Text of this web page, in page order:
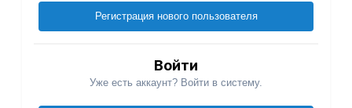
Регистрация нового пользователя
Войти
Уже есть аккаунт? Войти в систему.